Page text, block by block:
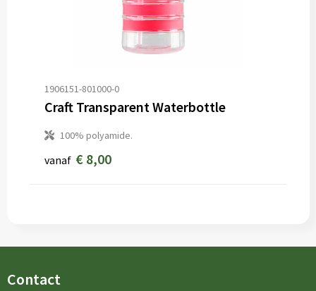
1906151-801000-0
Craft Transparent Waterbottle
100% polyamide.
vanaf € 8,00
Contact